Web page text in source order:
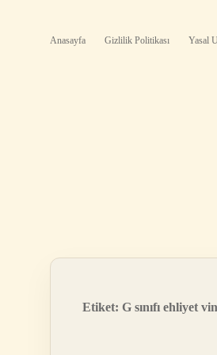
Anasayfa Gizlilik Politikası Yasal
Etiket: G sınıfı ehliyet